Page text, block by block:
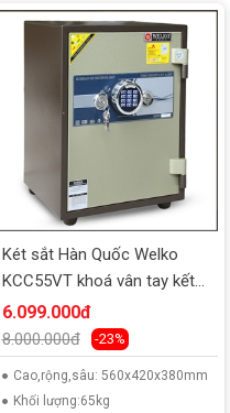
Két sắt Hàn Quốc Welko
KCC55VT khoá vân tay kết
nối smart phone
6.099.000đ
8.000.000đ -23%
Cao,rộng,sâu: 560x420x380mm
Khối lượng:65kg